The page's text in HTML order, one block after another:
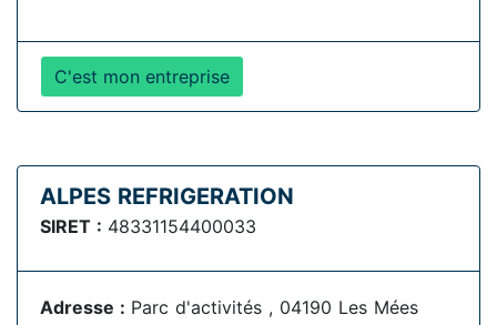
C'est mon entreprise
ALPES REFRIGERATION
SIRET : 48331154400033
Adresse : Parc d'activités , 04190 Les Mées